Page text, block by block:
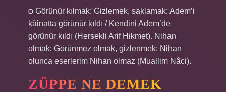
ѻ Görünür kılmak: Gizlemek, saklamak: Adem’i
kâinatta görünür kıldı / Kendini Adem’de
görünür kıldı (Hersekli Arif Hikmet). Nihan
olmak: Görünmez olmak, gizlenmek: Nihan
olunca eserlerim Nihan olmaz (Muallim Nâci).
ZÜPPE NE DEMEK